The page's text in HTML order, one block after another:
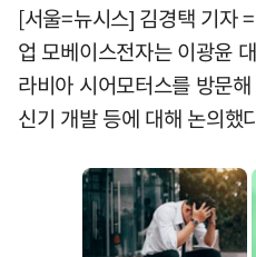
[서울=뉴시스] 김경택 기자
업 모베이스전자는 이광윤
라비아 시어모터스를 방문
신기 개발 등에 대해 논의했